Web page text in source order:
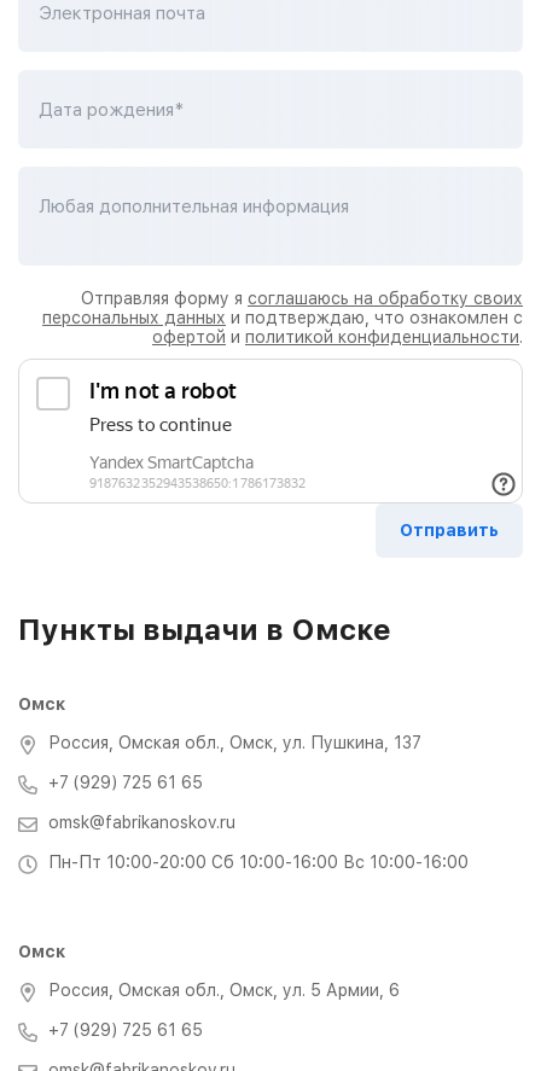
Электронная почта
Дата рождения*
Любая дополнительная информация
Отправляя форму я соглашаюсь на обработку своих
персональных данных и подтверждаю, что ознакомлен с
офертой и политикой конфиденциальности.
Пункты выдачи в Омске
Омск
Россия, Омская обл., Омск, ул. Пушкина, 137
+7 (929) 725 61 65
omsk@fabrikanoskov.ru
Пн-Пт 10:00-20:00 Сб 10:00-16:00 Вс 10:00-16:00
Омск
Россия, Омская обл., Омск, ул. 5 Армии, 6
+7 (929) 725 61 65